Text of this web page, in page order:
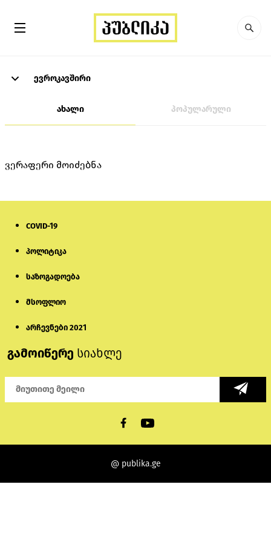
ევროკავშირი
ახალი პოპულარული
ვერაფერი მოიძებნა
COVID-19
პოლიტიკა
საზოგადოება
მსოფლიო
არჩევნები 2021
გამოიწერე სიახლე
@ publika.ge